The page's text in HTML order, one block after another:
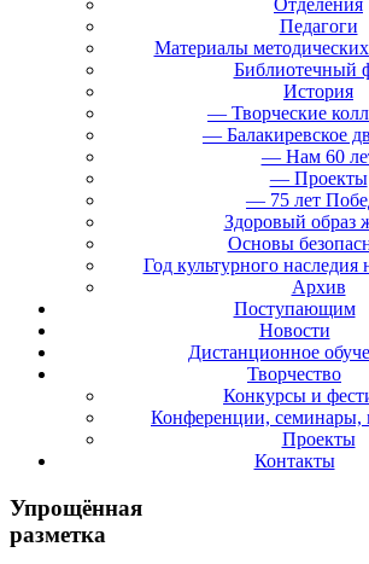
Отделения
Педагоги
Материалы
Библиотечный
История
— Творческие
— Балакиревское
— Нам 60
— Проекты
— 75 лет
Здоровый образ
Основы
Год культурного наследия
Архив
Поступающим
Новости
Дистанционное
Творчество
Конкурсы и
Конференции, семинары,
Проекты
Контакты
Упрощённая
разметка